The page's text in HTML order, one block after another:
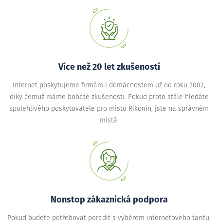
Více než 20 let zkušeností
Internet poskytujeme firmám i domácnostem už od roku 2002,
díky čemuž máme bohaté zkušenosti. Pokud proto stále hledáte
spolehlivého poskytovatele pro místo Řikonín, jste na správném
místě.
Nonstop zákaznická podpora
Pokud budete potřebovat poradit s výběrem internetového tarifu,